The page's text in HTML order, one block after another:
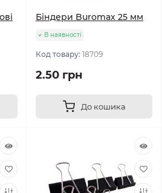
Біндери Buromax 25 мм
В наявності
Код товару: 18709
2.50 грн
До кошика